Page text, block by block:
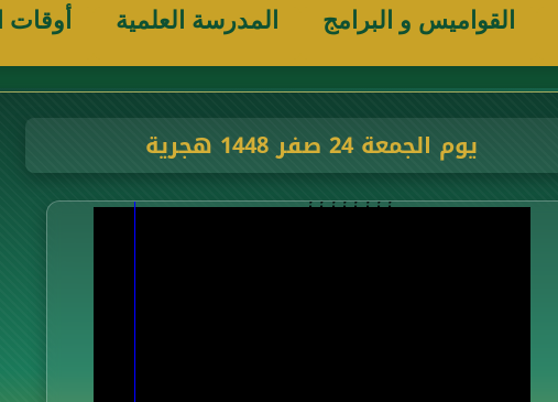
القواميس و البرامج المدرسة العلمية أوقات
يوم الجمعة 24 صفر 1448 هجرية